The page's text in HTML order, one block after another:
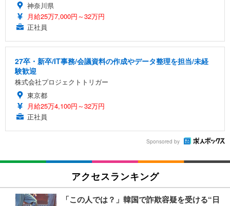
神奈川県
月給25万7,000円～32万円
正社員
27卒・新卒/IT事務/会議資料の作成やデータ整理を担当/未経
験歓迎
株式会社プロジェクトトリガー
東京都
月給25万4,100円～32万円
正社員
Sponsored by
アクセスランキング
「この人では？」韓国で詐欺容疑を受ける“日